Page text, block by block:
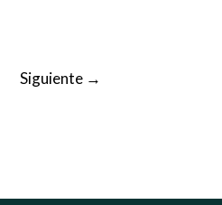
Siguiente→